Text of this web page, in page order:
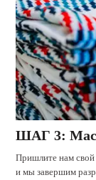
ШАГ 3:
Пришлите нам свой
и мы завершим